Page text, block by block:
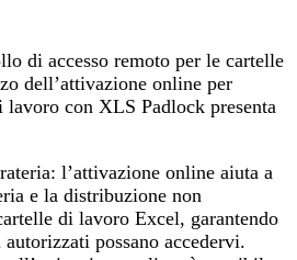
di accesso remoto per le cartelle
dell’attivazione online per
lavoro con XLS Padlock presenta
l’attivazione online aiuta a
e la distribuzione non
di lavoro Excel, garantendo
possano accedervi.